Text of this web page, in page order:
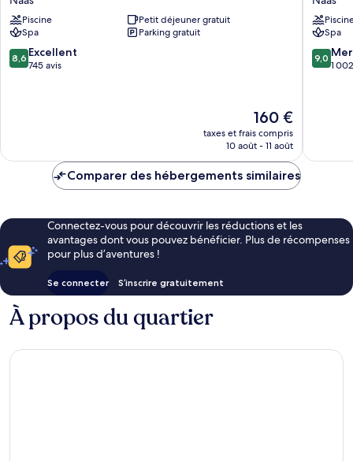
Naas
Piscine
Petit déjeuner gratuit
Spa
Parking gratuit
8.6
sur
8,6 Excellent
745 avis
Le
nouveau
prix
de
160 €
taxes et frais compris
10 août - 11 août
Naas
Spa
9.0
sur
9,0
1
Comparer des hébergements similaires
Connectez-vous pour découvrir les réductions et les
avantages dont vous pouvez bénéficier. Plus de récompenses
pour plus d’aventures !
Se connecter S’inscrire gratuitement
À propos du quartier